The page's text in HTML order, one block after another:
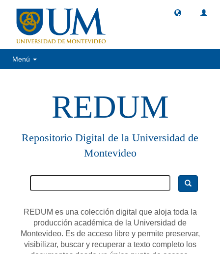
Menú
REDUM
Repositorio Digital de la Universidad de
Montevideo
REDUM es una colección digital que aloja toda la
producción académica de la Universidad de
Montevideo. Es de acceso libre y permite preservar,
visibilizar, buscar y recuperar a texto completo los